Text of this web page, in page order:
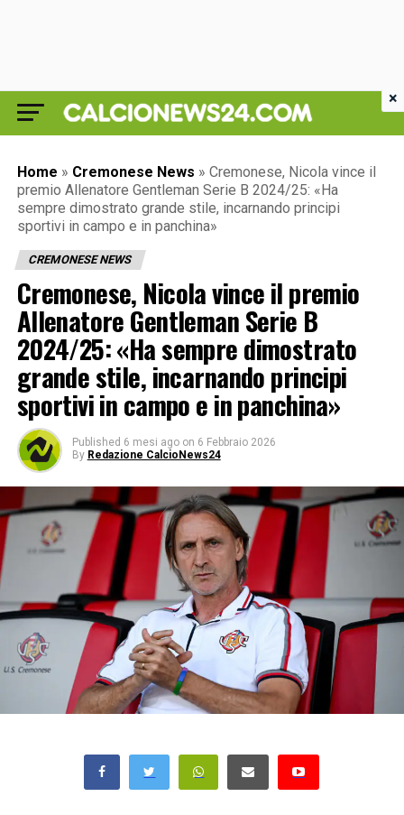
Home » Cremonese News » Cremonese, Nicola vince il
premio Allenatore Gentleman Serie B 2024/25: «Ha
sempre dimostrato grande stile, incarnando principi
sportivi in campo e in panchina»
CREMONESE NEWS
Cremonese, Nicola vince il premio
Allenatore Gentleman Serie B
2024/25: «Ha sempre dimostrato
grande stile, incarnando principi
sportivi in campo e in panchina»
Published 6 mesi ago on 6 Febbraio 2026
By Redazione CalcioNews24
×